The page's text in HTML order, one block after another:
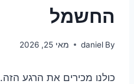
החשמל
By
daniel מאי 25, 2026
כולנו מכירים את הרגע הזה.